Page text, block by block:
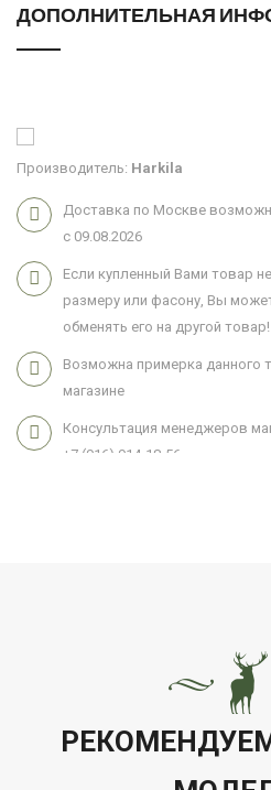
ДОПОЛНИТЕЛЬНАЯ
Производитель: Harkila
Доставка по Москве
с 09.08.2026
Если купленный Вами товар
размеру или фасону, Вы
обменять его на другой товар!
Возможна примерка данного
магазине
Консультация менеджеров
+7 (916) 914-18-56